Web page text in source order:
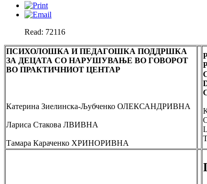
Read: 72116
ПСИХОЛОШКА И ПЕДАГОШКА ПОДДРШКА
ЗА ДЕЦАТА СО НАРУШУВАЊЕ ВО ГОВОРОТ
ВО ПРАКТИЧНИОТ ЦЕНТАР
Катерина Зиелинска-Љубченко ОЛЕКСАНДРИВНА
Лариса Стакова ЛВИВНА
Тамара Караченко ХРИНОРИВНА